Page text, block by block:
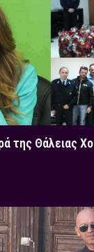
της Θάλειας